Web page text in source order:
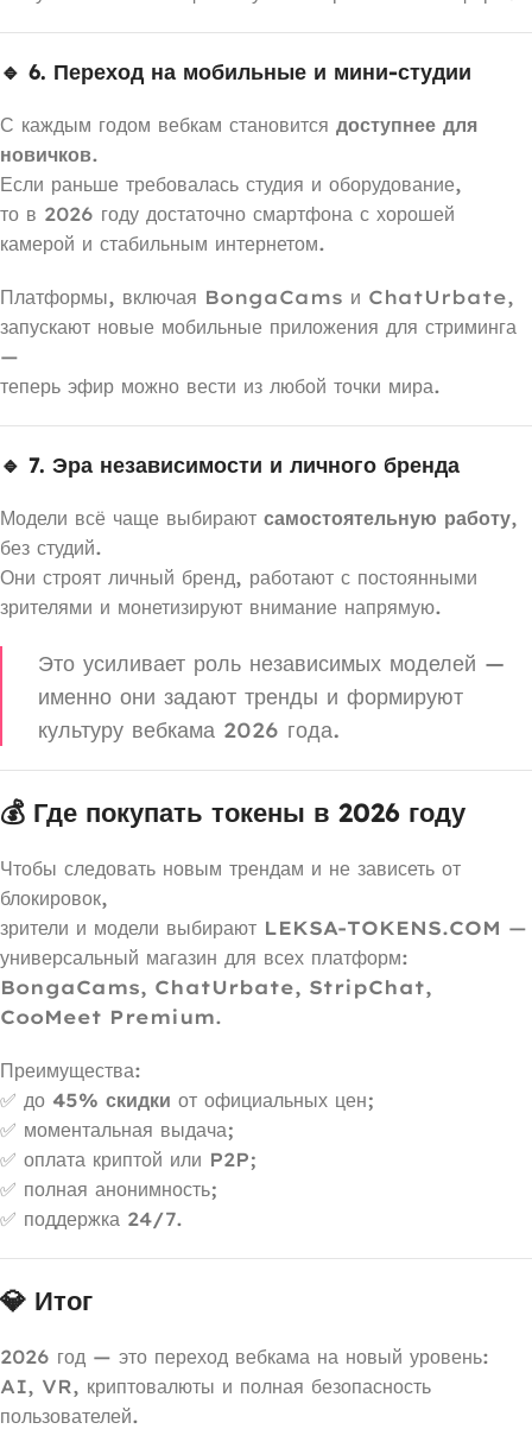
🔹 6. Переход на мобильные и мини-студии
С каждым годом вебкам становится доступнее для
новичков.
Если раньше требовалась студия и оборудование,
то в 2026 году достаточно смартфона с хорошей
камерой и стабильным интернетом.
Платформы, включая BongaCams и ChatUrbate,
запускают новые мобильные приложения для стриминга
—
теперь эфир можно вести из любой точки мира.
🔹 7. Эра независимости и личного бренда
Модели всё чаще выбирают самостоятельную работу,
без студий.
Они строят личный бренд, работают с постоянными
зрителями и монетизируют внимание напрямую.
Это усиливает роль независимых моделей —
именно они задают тренды и формируют
культуру вебкама 2026 года.
💰 Где покупать токены в 2026 году
Чтобы следовать новым трендам и не зависеть от
блокировок,
зрители и модели выбирают LEKSA-TOKENS.COM —
универсальный магазин для всех платформ:
BongaCams, ChatUrbate, StripChat,
CooMeet Premium.
Преимущества:
✅ до 45% скидки от официальных цен;
✅ моментальная выдача;
✅ оплата криптой или P2P;
✅ полная анонимность;
✅ поддержка 24/7.
💎 Итог
2026 год — это переход вебкама на новый уровень:
AI, VR, криптовалюты и полная безопасность
пользователей.